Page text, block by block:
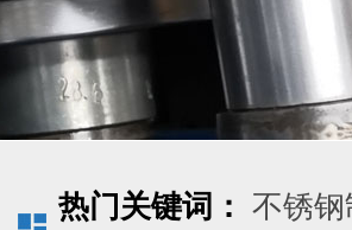
热门关键词： 不锈